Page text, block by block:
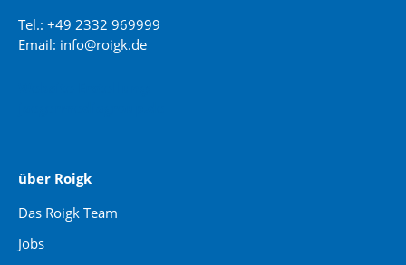
Tel.: +49 2332 969999
Email: info@roigk.de
über Roigk
Das Roigk Team
Jobs